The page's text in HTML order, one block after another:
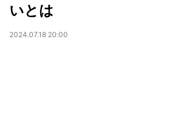
いとは
2024.07.18 20:00